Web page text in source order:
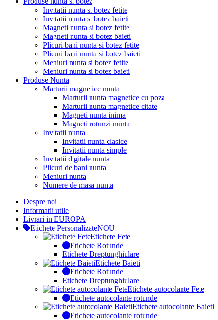
Invitatii nunta si botez fetite
Invitatii nunta si botez baieti
Magneti nunta si botez fetite
Magneti nunta si botez baieti
Plicuri bani nunta si botez fetite
Plicuri bani nunta si botez baieti
Meniuri nunta si botez fetite
Meniuri nunta si botez baieti
Produse Nunta
Marturii magnetice nunta
Marturii nunta magnetice cu poza
Marturii nunta magnetice citate
Magneti nunta inima
Magneti rotunzi nunta
Invitatii nunta
Invitatii nunta clasice
Invitatii nunta simple
Invitatii digitale nunta
Plicuri de bani nunta
Meniuri nunta
Numere de masa nunta
Despre noi
Informatii utile
Livrari in EUROPA
Etichete PersonalizateNOU
Etichete Fete
Etichete Rotunde
Etichete Dreptunghiulare
Etichete Baieti
Etichete Rotunde
Etichete Dreptunghiulare
Etichete autocolante Fete
Etichete autocolante rotunde
Etichete autocolante Baieti
Etichete autocolante rotunde